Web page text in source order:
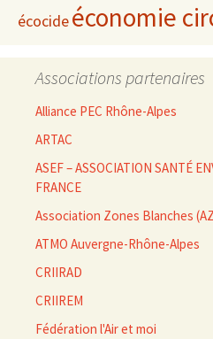
écocideéconomie
Associations partenaires
Alliance PEC Rhône-Alpes
ARTAC
ASEF – ASSOCIATION SANTÉ
FRANCE
Association Zones Blanches
ATMO Auvergne-Rhône-Alpes
CRIIRAD
CRIIREM
Fédération l'Air et moi